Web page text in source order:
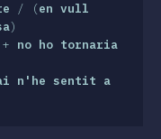
/ (en vull
)
+ no ho tornaria
n'he sentit a